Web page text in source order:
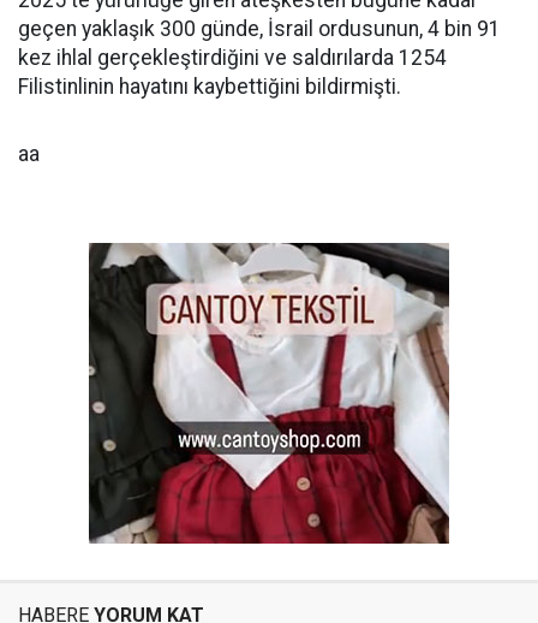
geçen yaklaşık 300 günde, İsrail ordusunun, 4 bin 91
kez ihlal gerçekleştirdiğini ve saldırılarda 1254
Filistinlinin hayatını kaybettiğini bildirmişti.
aa
HABERE YORUM KAT